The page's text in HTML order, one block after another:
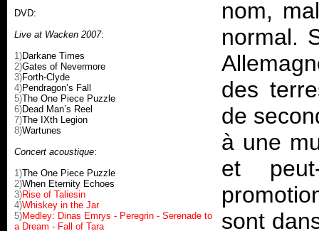
DVD:
Live at Wacken 2007:
1)Darkane Times
2)Gates of Nevermore
3)Forth-Clyde
4)Pendragon’s Fall
5)The One Piece Puzzle
6)Dead Man’s Reel
7)The IXth Legion
8)Wartunes
Concert acoustique:
1)The One Piece Puzzle
2)When Eternity Echoes
3)Rise of Taliesin
4)Whiskey in the Jar
5)Medley: Dinas Emrys - Peregrin - Serenade to
a Dream - Fall of Tara
nom,
normal.
des
de
à une
et
sont